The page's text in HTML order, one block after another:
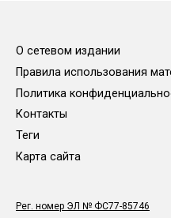
О сетевом издании
Правила использования
Политика
Контакты
Теги
Карта сайта
Рег. номер ЭЛ № ФС77-85746